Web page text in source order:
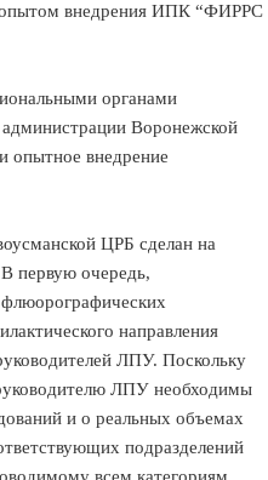
опытом внедрения ИПК “ФИРРС
органами
администрации Воронежской
опытное внедрение
ЦРБ сделан на
первую очередь,
направления
ЛПУ. Поскольку
ЛПУ необходимы
и о реальных объемах
подразделений